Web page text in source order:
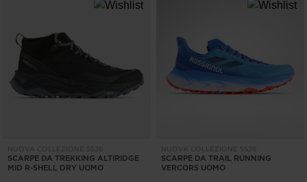
NUOVA COLLEZIONE SS26
SCARPE DA TREKKING ALTIRIDGE
MID R-SHELL DRY UOMO
NUOVA COLLEZIONE SS26
SCARPE DA TRAIL RUNNING
VERCORS UOMO